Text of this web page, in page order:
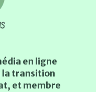
en ligne
la transition
et membre